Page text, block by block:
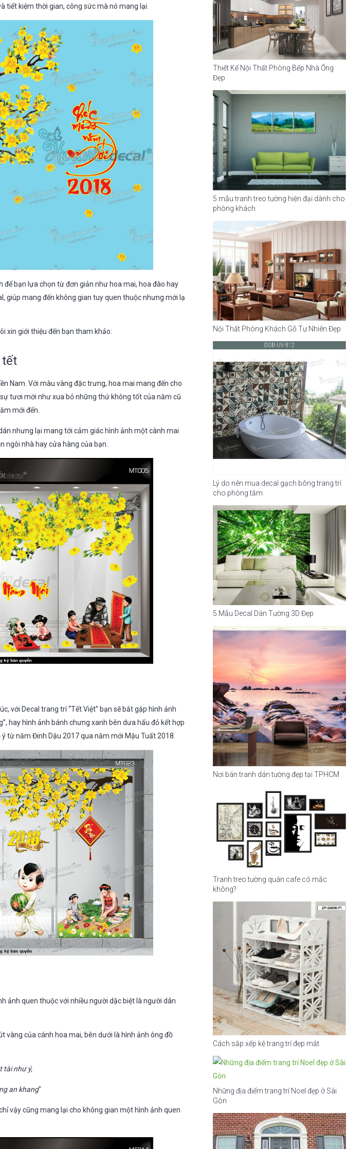
tiết kiệm thời gian, công sức mà nó mang lại.
bạn lựa chọn từ đơn giản như hoa mai, hoa đào hay
giúp mang đến không gian tuy quen thuộc nhưng mới lạ
xin giới thiệu đến bạn tham khảo:
tết
Nam. Với màu vàng đặc trưng, hoa mai mang đến cho
tươi mới như xua bỏ những thứ không tốt của năm cũ
mới đến.
nhưng lại mang tới cảm giác hình ảnh một cành mai
ngôi nhà hay cửa hàng của bạn.
với Decal trang trí “Tết Việt” bạn sẽ bắt gặp hình ảnh
hay hình ảnh bánh chưng xanh bên dưa hấu đỏ kết hợp
từ năm Đinh Dậu 2017 qua năm mới Mậu Tuất 2018.
ảnh quen thuộc với nhiều người dặc biệt là người dân
vàng của cánh hoa mai, bên dưới là hình ảnh ông đồ
tài như ý,
an khang”
vậy cũng mang lại cho không gian một hình ảnh quen
Thiết Kế Nội Thất Phòng Bếp Nhà Ống
Đẹp
5 mẫu tranh treo tường hiện đại dành cho
phòng khách
Nội Thất Phòng Khách Gỗ Tự Nhiên Đẹp
Lý do nên mua decal gạch bông trang trí
cho phòng tắm
5 Mẫu Decal Dán Tường 3D Đẹp
Nơi bán tranh dán tường đẹp tại TPHCM
Tranh treo tường quán cafe có mắc
không?
Cách sắp xếp kệ trang trí đẹp mắt
Những địa điểm trang trí Noel đẹp ở Sài
Gòn